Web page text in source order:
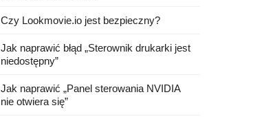
Czy Lookmovie.io jest bezpieczny?
Jak naprawić błąd „Sterownik drukarki jest
niedostępny”
Jak naprawić „Panel sterowania NVIDIA
nie otwiera się”